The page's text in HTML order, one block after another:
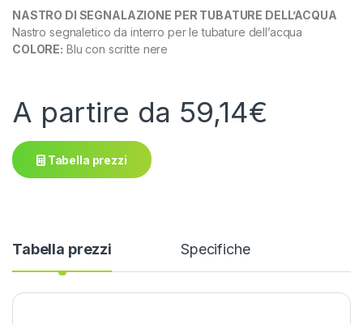
NASTRO DI SEGNALAZIONE PER TUBATURE DELL’ACQUA
Nastro segnaletico da interro per le tubature dell’acqua
COLORE: Blu con scritte nere
A partire da 59,14€
Tabella prezzi
Tabella prezzi Specifiche